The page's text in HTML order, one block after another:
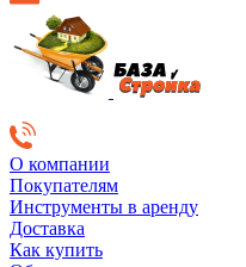
О компании
Покупателям
Инструменты в аренду
Доставка
Как купить